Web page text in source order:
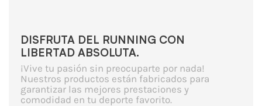
DISFRUTA DEL RUNNING CON
LIBERTAD ABSOLUTA.
¡Vive tu pasión sin preocuparte por nada!
Nuestros productos están fabricados para
garantizar las mejores prestaciones y
comodidad en tu deporte favorito.